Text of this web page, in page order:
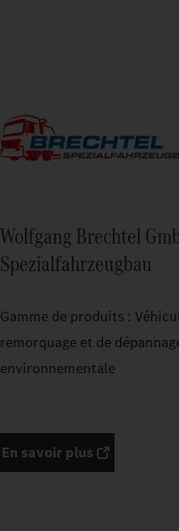
Wolfgang Brechtel
Spezialfahrzeugbau
Gamme de produits :
remorquage et de
environnementale
En savoir plus